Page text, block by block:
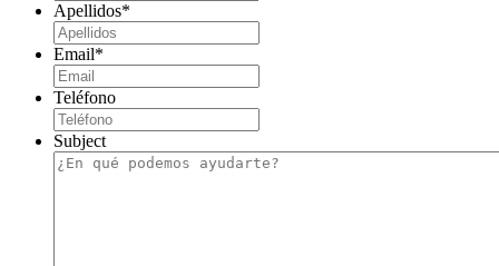
Apellidos*
Email*
Teléfono
Subject